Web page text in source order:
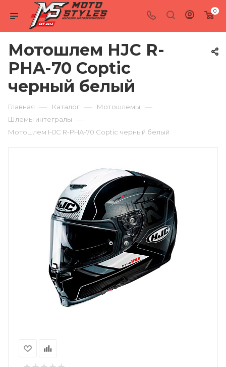
0
Мотошлем HJC R-
PHA-70 Coptic
черный белый
Главная — Каталог — Мотошлемы —
Шлемы интегралы —
Мотошлем HJC R-PHA-70 Coptic черный белый